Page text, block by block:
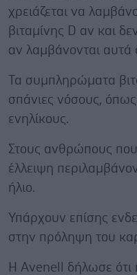
χρειάζεται να
βιταμίνης D αν και
αν λαμβάνονται αυτά
Τα συμπληρώματα
σπάνιες νόσους,
ενηλίκους.
Στους ανθρώπους
έλλειψη
ήλιο.
Υπάρχουν επίσης
στην πρόληψη του
Η Avenell δήλωσε ότι